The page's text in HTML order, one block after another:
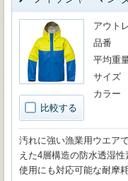
比較する
アウト
品番
平均重
サイズ
カラー
汚れに強い漁業用ウエア
えた4層構造の防水透湿
使用にも対応可能な耐摩